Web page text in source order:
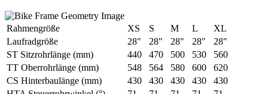
Rahmengröße XS S M L
XL
Laufradgröße
28" 28" 28" 28"
28"
ST Sitzrohrlänge (mm)
440 470 500 530
560
TT Oberrohrlänge (mm)
548 564 580 600
620
CS Hinterbaulänge (mm)
430 430 430 430
430